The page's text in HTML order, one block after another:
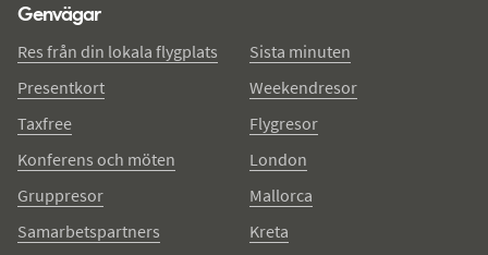
Genvägar
Res från din lokala flygplats
Presentkort
Taxfree
Konferens och möten
Gruppresor
Samarbetspartners
Sista minuten
Weekendresor
Flygresor
London
Mallorca
Kreta